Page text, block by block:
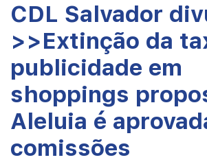
CDL Salvador
>>Extinção da
publicidade em
shoppings
Aleluia é
comissões